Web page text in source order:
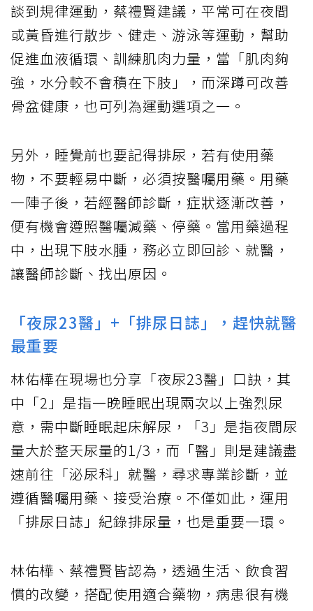
談到規律運動，蔡禮賢建議，平常可在夜間
或黃昏進行散步、健走、游泳等運動，幫助
促進血液循環、訓練肌肉力量，當「肌肉夠
強，水分較不會積在下肢」，而深蹲可改善
骨盆健康，也可列為運動選項之一。
另外，睡覺前也要記得排尿，若有使用藥
物，不要輕易中斷，必須按醫囑用藥。用藥
一陣子後，若經醫師診斷，症狀逐漸改善，
便有機會遵照醫囑減藥、停藥。當用藥過程
中，出現下肢水腫，務必立即回診、就醫，
讓醫師診斷、找出原因。
「夜尿23醫」+「排尿日誌」，趕快就醫
最重要
林佑樺在現場也分享「夜尿23醫」口訣，其
中「2」是指一晚睡眠出現兩次以上強烈尿
意，需中斷睡眠起床解尿，「3」是指夜間尿
量大於整天尿量的1/3，而「醫」則是建議盡
速前往「泌尿科」就醫，尋求專業診斷，並
遵循醫囑用藥、接受治療。不僅如此，運用
「排尿日誌」紀錄排尿量，也是重要一環。
林佑樺、蔡禮賢皆認為，透過生活、飲食習
慣的改變，搭配使用適合藥物，病患很有機